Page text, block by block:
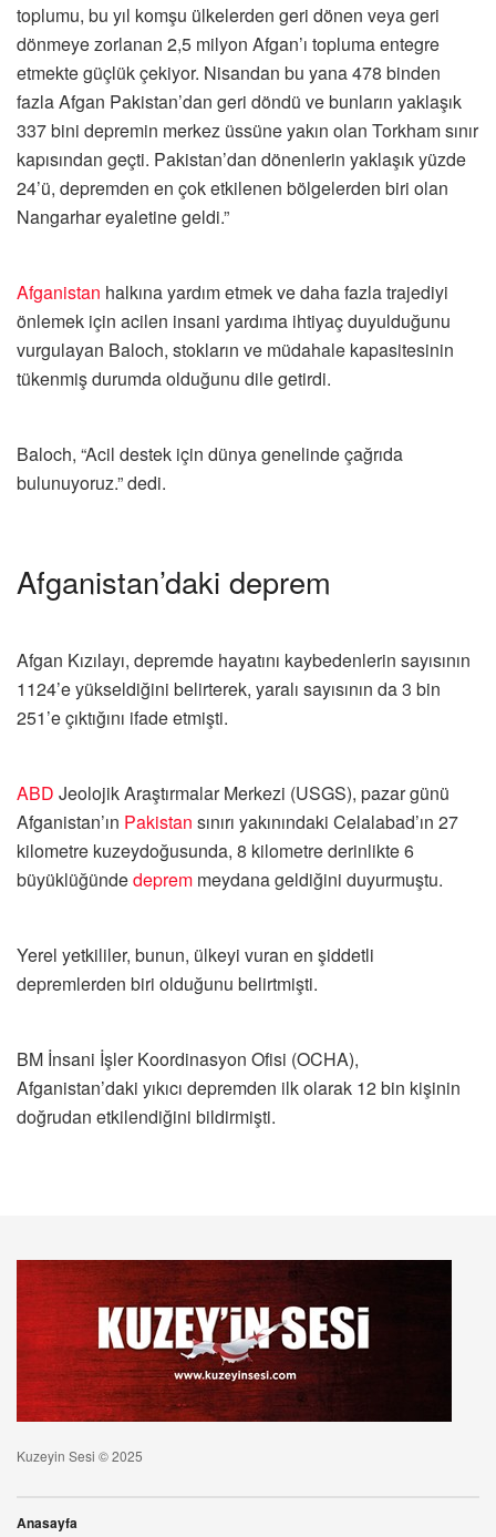
toplumu, bu yıl komşu ülkelerden geri dönen veya geri
dönmeye zorlanan 2,5 milyon Afgan’ı topluma entegre
etmekte güçlük çekiyor. Nisandan bu yana 478 binden
fazla Afgan Pakistan’dan geri döndü ve bunların yaklaşık
337 bini depremin merkez üssüne yakın olan Torkham sınır
kapısından geçti. Pakistan’dan dönenlerin yaklaşık yüzde
24’ü, depremden en çok etkilenen bölgelerden biri olan
Nangarhar eyaletine geldi.”
Afganistan halkına yardım etmek ve daha fazla trajediyi
önlemek için acilen insani yardıma ihtiyaç duyulduğunu
vurgulayan Baloch, stokların ve müdahale kapasitesinin
tükenmiş durumda olduğunu dile getirdi.
Baloch, “Acil destek için dünya genelinde çağrıda
bulunuyoruz.” dedi.
Afganistan’daki deprem
Afgan Kızılayı, depremde hayatını kaybedenlerin sayısının
1124’e yükseldiğini belirterek, yaralı sayısının da 3 bin
251’e çıktığını ifade etmişti.
ABD Jeolojik Araştırmalar Merkezi (USGS), pazar günü
Afganistan’ın Pakistan sınırı yakınındaki Celalabad’ın 27
kilometre kuzeydoğusunda, 8 kilometre derinlikte 6
büyüklüğündedeprem meydana geldiğini duyurmuştu.
Yerel yetkililer, bunun, ülkeyi vuran en şiddetli
depremlerden biri olduğunu belirtmişti.
BM İnsani İşler Koordinasyon Ofisi (OCHA),
Afganistan’daki yıkıcı depremden ilk olarak 12 bin kişinin
doğrudan etkilendiğini bildirmişti.
Kuzeyin Sesi © 2025
Anasayfa